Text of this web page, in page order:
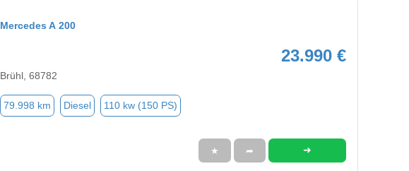
Mercedes A 200
23.990 €
Brühl, 68782
79.998 km Diesel 110 kw (150 PS)
★ ➦ ➜